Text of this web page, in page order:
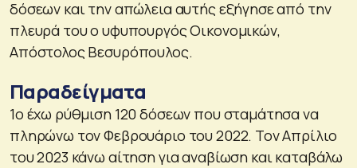
δόσεων και την απώλεια αυτής εξήγησε από την
πλευρά του ο υφυπουργός Οικονομικών,
Απόστολος Βεσυρόπουλος.
Παραδείγματα
1ο έχω ρύθμιση 120 δόσεων που σταμάτησα να
πληρώνω τον Φεβρουάριο του 2022. Τον Απρίλιο
του 2023 κάνω αίτηση για αναβίωση και καταβάλω